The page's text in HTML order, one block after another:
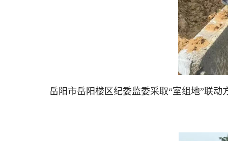
岳阳市岳阳楼区纪委监委采取“室组地”联